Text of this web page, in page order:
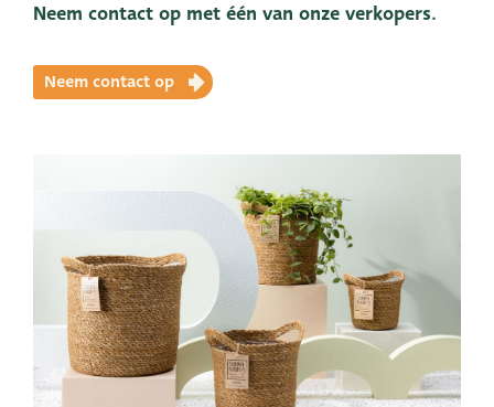
Neem contact op met één van onze verkopers.
Neem contact op